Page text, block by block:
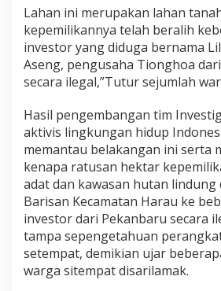
M
u
n
g
a
i
d
g
a
T
a
m
p
a
I
z
Lahan ini merupakan lahan
kepemilikannya telah beralih
investor yang diduga bernama
Aseng, pengusaha Tionghoa
secara ilegal,”Tutur sejumlah
Hasil pengembangan tim
aktivis lingkungan hidup
memantau belakangan ini serta
kenapa ratusan hektar
adat dan kawasan hutan
Barisan Kecamatan Harau ke
investor dari Pekanbaru secara
tampa sepengetahuan
setempat, demikian ujar
warga sitempat disarilamak.